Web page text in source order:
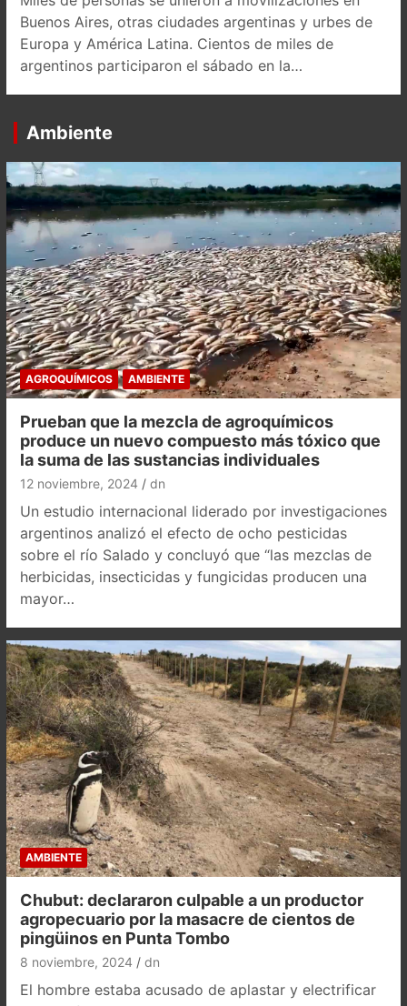
Buenos Aires, otras ciudades argentinas y urbes de
Europa y América Latina. Cientos de miles de
argentinos participaron el sábado en la…
Ambiente
AGROQUÍMICOS AMBIENTE
Prueban que la mezcla de agroquímicos
produce un nuevo compuesto más tóxico que
la suma de las sustancias individuales
12 noviembre, 2024 dn
Un estudio internacional liderado por investigaciones
argentinos analizó el efecto de ocho pesticidas
sobre el río Salado y concluyó que “las mezclas de
herbicidas, insecticidas y fungicidas producen una
mayor…
AMBIENTE
Chubut: declararon culpable a un productor
agropecuario por la masacre de cientos de
pingüinos en Punta Tombo
8 noviembre, 2024 dn
El hombre estaba acusado de aplastar y electrificar